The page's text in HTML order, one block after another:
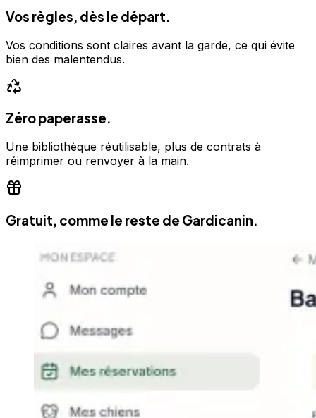
Vos règles, dès le départ.
Vos conditions sont claires avant la garde, ce qui évite
bien des malentendus.
Zéro paperasse.
Une bibliothèque réutilisable, plus de contrats à
réimprimer ou renvoyer à la main.
Gratuit, comme le reste de Gardicanin.